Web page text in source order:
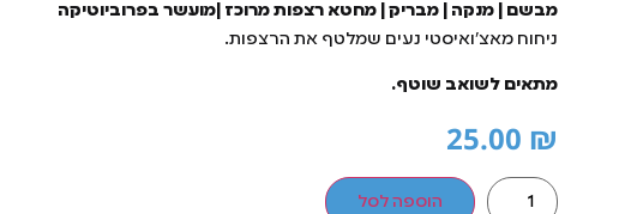
מבשם | מנקה | מבריק | מחטא רצפות מרוכז |מועשר בפרוביוטיקה
ניחוח מאצ'ואיסטי נעים שמלטף את הרצפות.
מתאים לשואב שוטף.
25.00 ₪
הוספה לסל